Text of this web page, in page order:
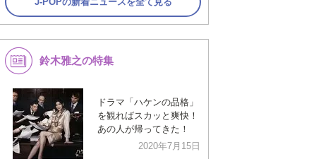
鈴木雅之の特集
ドラマ「ハケンの品格」
を観ればスカッと爽快！
あの人が帰ってきた！
2020年7月15日